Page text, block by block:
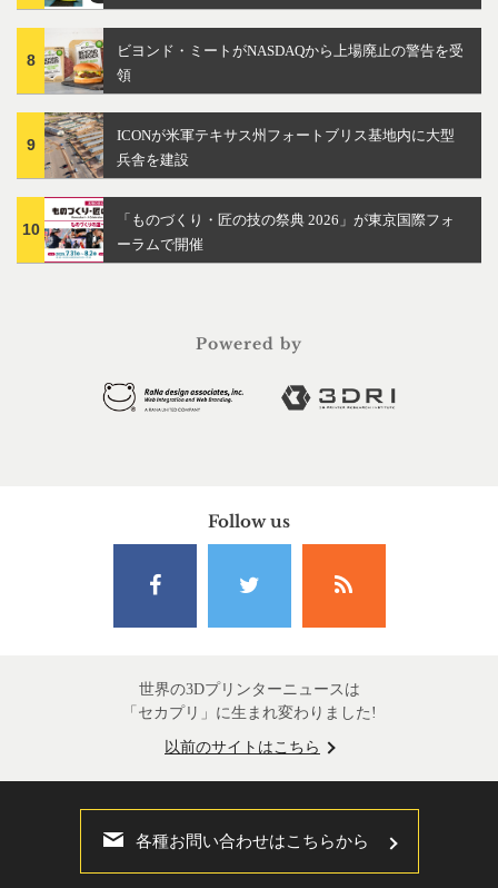
8
ビヨンド・ミートがNASDAQから上場廃止の警告を受
領
9
ICONが米軍テキサス州フォートブリス基地内に大型
兵舎を建設
10
「ものづくり・匠の技の祭典 2026」が東京国際フォ
ーラムで開催
Powered by
Follow us
世界の3Dプリンターニュースは
「セカプリ」に生まれ変わりました!
以前のサイトはこちら
各種お問い合わせはこちらから